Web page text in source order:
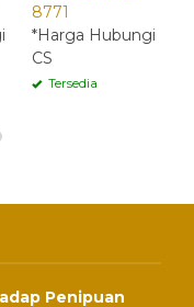
8771
*Harga Hubungi
CS
Tersedia
Penipuan